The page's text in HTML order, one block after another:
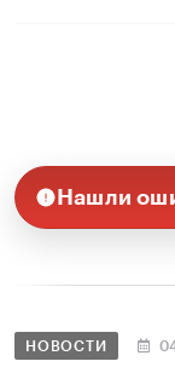
Нашли
НОВОСТИ